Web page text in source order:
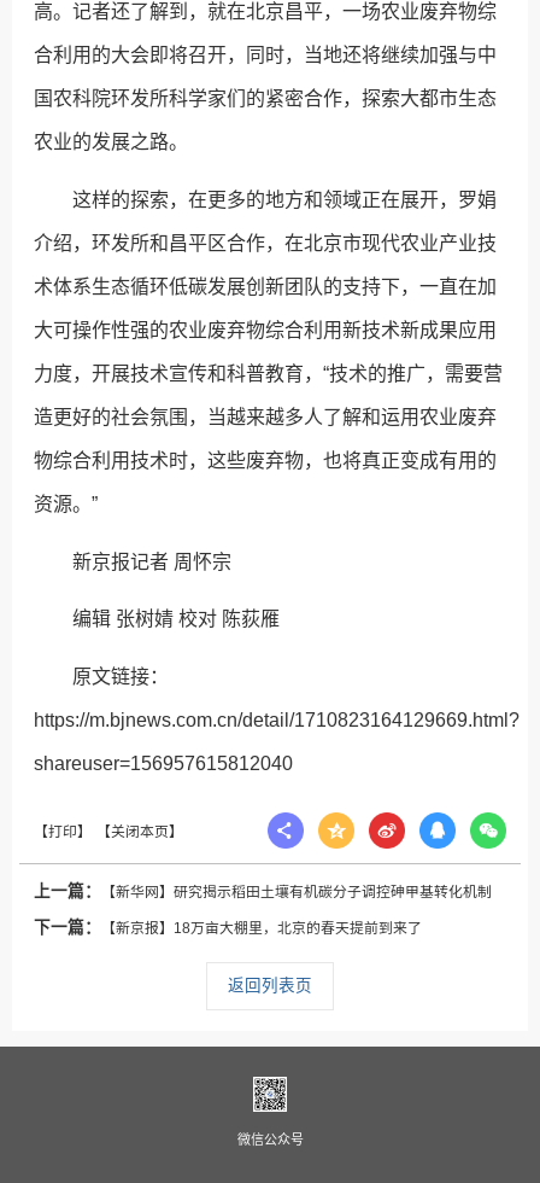
高。记者还了解到，就在北京昌平，一场农业废弃物综
合利用的大会即将召开，同时，当地还将继续加强与中
国农科院环发所科学家们的紧密合作，探索大都市生态
农业的发展之路。
这样的探索，在更多的地方和领域正在展开，罗娟
介绍，环发所和昌平区合作，在北京市现代农业产业技
术体系生态循环低碳发展创新团队的支持下，一直在加
大可操作性强的农业废弃物综合利用新技术新成果应用
力度，开展技术宣传和科普教育，“技术的推广，需要营
造更好的社会氛围，当越来越多人了解和运用农业废弃
物综合利用技术时，这些废弃物，也将真正变成有用的
资源。”
新京报记者 周怀宗
编辑 张树婧 校对 陈荻雁
原文链接：
https://m.bjnews.com.cn/detail/1710823164129669.html?
shareuser=156957615812040
上一篇： 【新华网】研究揭示稻田土壤有机碳分子调控砷甲基转化机制
下一篇： 【新京报】18万亩大棚里，北京的春天提前到来了
返回列表页
微信公众号